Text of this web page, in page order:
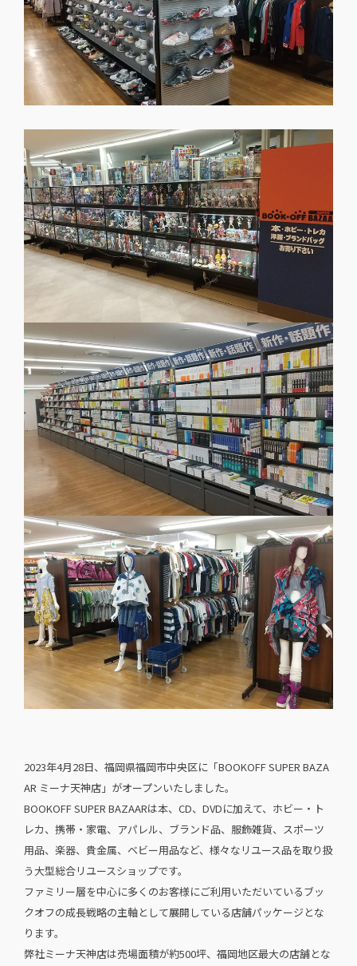
2023年4月28日、福岡県福岡市中央区に「BOOKOFF SUPER BAZA
AR ミーナ天神店」がオープンいたしました。
BOOKOFF SUPER BAZAARは本、CD、DVDに加えて、ホビー・ト
レカ、携帯・家電、アパレル、ブランド品、服飾雑貨、スポーツ
用品、楽器、貴金属、ベビー用品など、様々なリユース品を取り扱
う大型総合リユースショップです。
ファミリー層を中心に多くのお客様にご利用いただいているブッ
クオフの成長戦略の主軸として展開している店舗パッケージとな
ります。
弊社ミーナ天神店は売場面積が約500坪、福岡地区最大の店舗とな